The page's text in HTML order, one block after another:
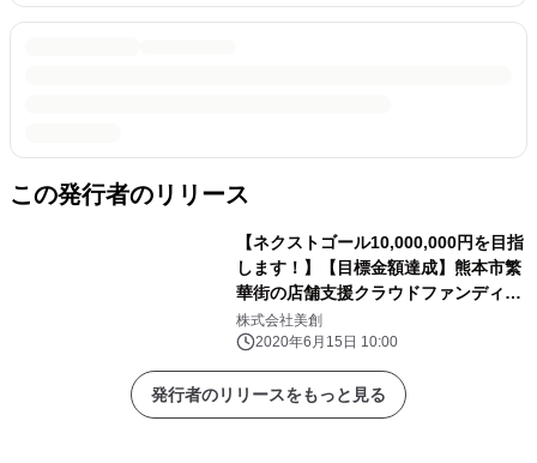
この発行者のリリース
【ネクストゴール10,000,000円を目指
します！】【目標金額達成】熊本市繁
華街の店舗支援クラウドファンディン
グ企画『熊本の街をたすけるモン！
「応援チケ」 熊本の街をみんなで応援
するばい！』
株式会社美創
2020年6月15日 10:00
発行者のリリースをもっと見る